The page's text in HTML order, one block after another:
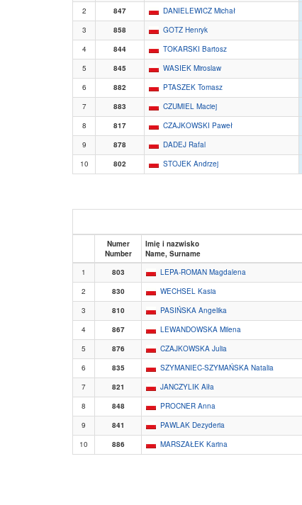
2
847 DANIELEWICZ Michał
3
858 GOTZ Henryk
4
844 TOKARSKI Bartosz
5
845 WASIEK Miroslaw
6
882 PTASZEK Tomasz
7
883 CZUMIEL Maciej
8
817 CZAJKOWSKI Paweł
9
878 DADEJ Rafal
10
802 STOJEK Andrzej
Numer
Number
Imię i nazwisko
Name, Surname
1
803 LEPA-ROMAN Magdalena
2
830 WECHSEL Kasia
3
810 PASIŃSKA Angelika
4
867 LEWANDOWSKA Milena
5
876 CZAJKOWSKA Julia
6
835 SZYMANIEC-SZYMAŃSKA Natalia
7
821 JANCZYLIK Alła
8
848 PROCNER Anna
9
841 PAWLAK Dezyderia
10
886 MARSZAŁEK Karina